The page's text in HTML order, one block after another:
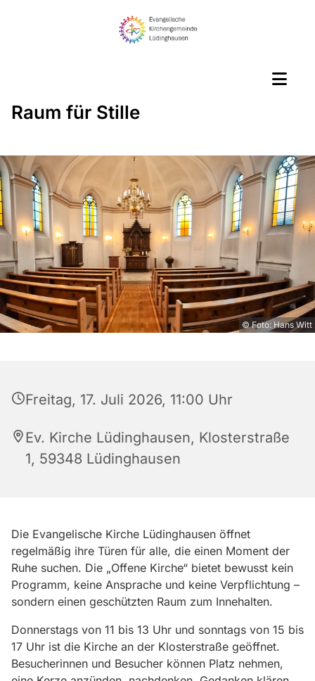
Raum für Stille
© Foto: Hans Witt
Freitag, 17. Juli 2026, 11:00 Uhr
Ev. Kirche Lüdinghausen, Klosterstraße
1, 59348 Lüdinghausen
Die Evangelische Kirche Lüdinghausen öffnet
regelmäßig ihre Türen für alle, die einen Moment der
Ruhe suchen. Die „Offene Kirche“ bietet bewusst kein
Programm, keine Ansprache und keine Verpflichtung –
sondern einen geschützten Raum zum Innehalten.
Donnerstags von 11 bis 13 Uhr und sonntags von 15 bis
17 Uhr ist die Kirche an der Klosterstraße geöffnet.
Besucherinnen und Besucher können Platz nehmen,